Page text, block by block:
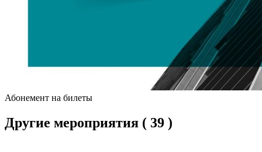
Абонемент на билеты
Другие мероприятия ( 39 )